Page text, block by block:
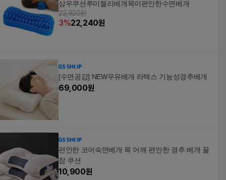
삼우쿠션루미젤리베개목이편안한수면베개
22,920원
3%22,240원
[수면공감] NEW우유베개 라텍스 기능성경추베개
69,000원
편안한 코어숙면베개 목 어깨 편안한 경추 베개 꿀
잠 쿠션
10,900원